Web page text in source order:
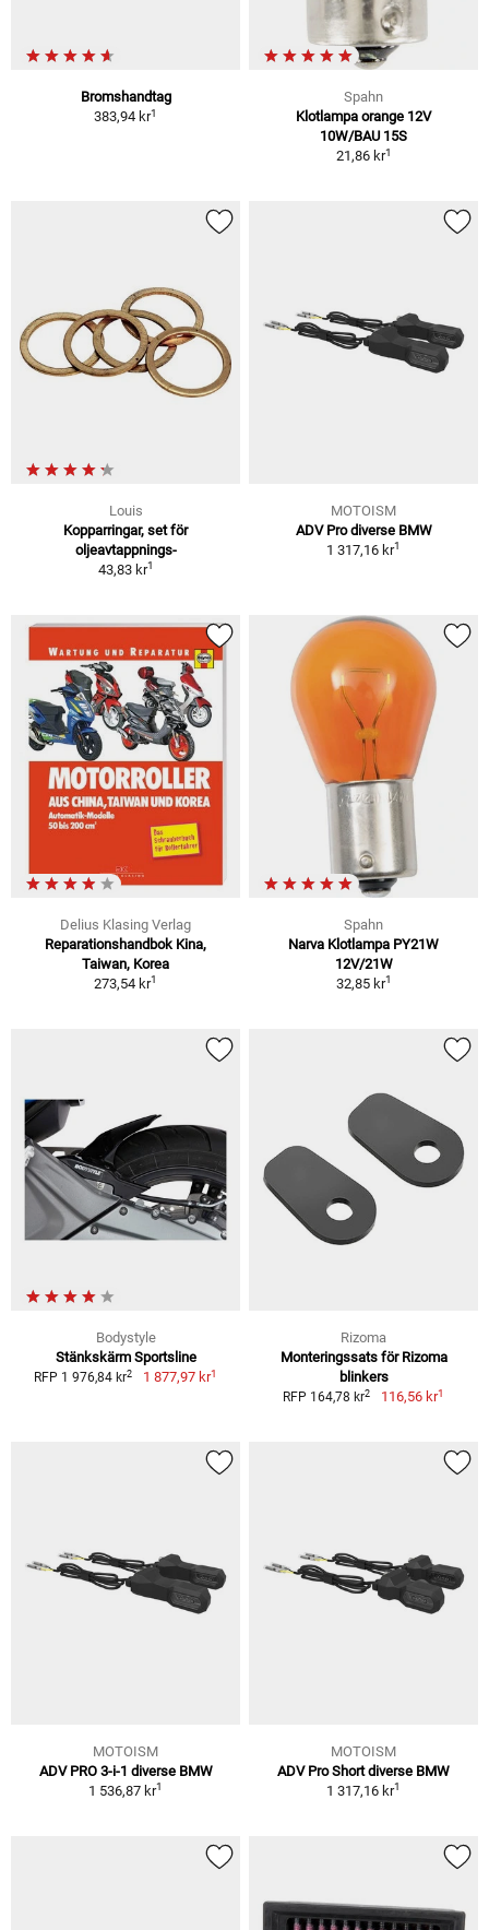
Bromshandtag
383,94 kr1
Spahn
Klotlampa orange 12V
10W/BAU 15S
21,86 kr1
Louis
Kopparringar, set för
oljeavtappnings-
43,83 kr1
MOTOISM
ADV Pro diverse BMW
1 317,16 kr1
Delius Klasing Verlag
Reparationshandbok Kina,
Taiwan, Korea
273,54 kr1
Spahn
Narva Klotlampa PY21W
12V/21W
32,85 kr1
Bodystyle
Stänkskärm Sportsline
RFP 1 976,84 kr2 1 877,97 kr1
Rizoma
Monteringssats för Rizoma
blinkers
RFP 164,78 kr2 116,56 kr1
MOTOISM
ADV PRO 3-i-1 diverse BMW
1 536,87 kr1
MOTOISM
ADV Pro Short diverse BMW
1 317,16 kr1